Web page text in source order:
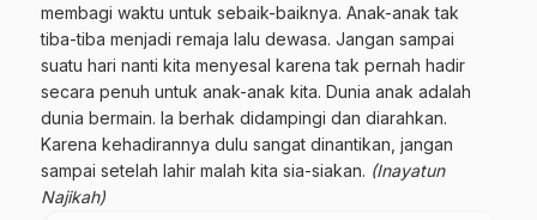
membagi waktu untuk sebaik-baiknya. Anak-anak tak
tiba-tiba menjadi remaja lalu dewasa. Jangan sampai
suatu hari nanti kita menyesal karena tak pernah hadir
secara penuh untuk anak-anak kita. Dunia anak adalah
dunia bermain. Ia berhak didampingi dan diarahkan.
Karena kehadirannya dulu sangat dinantikan, jangan
sampai setelah lahir malah kita sia-siakan. (Inayatun
Najikah)